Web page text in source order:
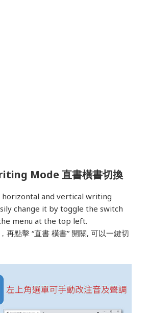
Mode 直書橫書切換
and vertical writing
change it by toggle the switch
menu at the top left.
再點擊 “直書 橫書” 開關, 可以一鍵切